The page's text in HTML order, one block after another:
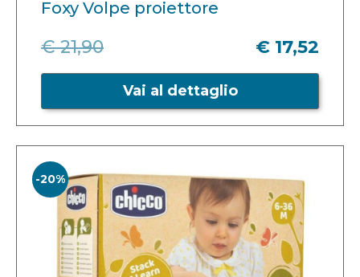
Foxy Volpe proiettore
€ 21,90 € 17,52
Vai al dettaglio
-20%